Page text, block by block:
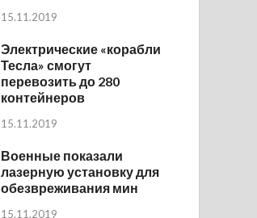
15.11.2019
Электрические «корабли
Тесла» смогут
перевозить до 280
контейнеров
15.11.2019
Военные показали
лазерную установку для
обезвреживания мин
15.11.2019